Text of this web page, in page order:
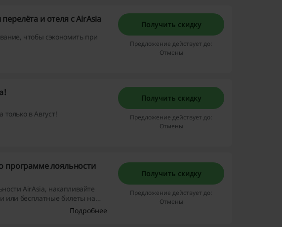
и отеля с AirAsia
чтобы сэкономить при
Получить скидку
Предложение действует до:
Отмены
в Август!
Получить скидку
Предложение действует до:
Отмены
программе лояльности
AirAsia, накапливайте
или бесплатные билеты на
и начните экономить прямо
Подробнее
Получить скидку
Предложение действует до:
Отмены